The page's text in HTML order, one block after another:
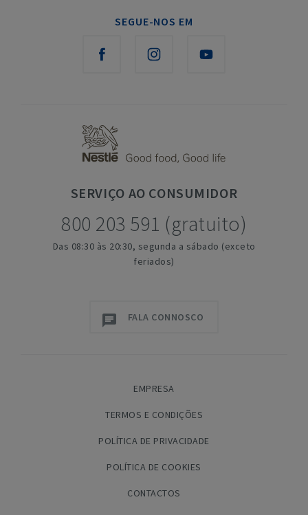
SEGUE-NOS EM
SERVIÇO AO CONSUMIDOR
800 203 591 (gratuito)
Das 08:30 às 20:30, segunda a sábado (exceto
feriados)
FALA CONNOSCO
EMPRESA
TERMOS E CONDIÇÕES
POLÍTICA DE PRIVACIDADE
POLÍTICA DE COOKIES
CONTACTOS